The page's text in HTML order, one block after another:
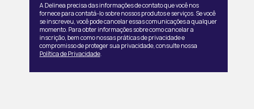
A Delinea precisa das informações de contato que você nos
fornece para contatá-lo sobre nossos produtos e serviços. Se você
se inscreveu, você pode cancelar essas comunicações a qualquer
momento. Para obter informações sobre como cancelar a
inscrição, bem como nossas práticas de privacidade e
compromisso de proteger sua privacidade, consulte nossa
Política de Privacidade.